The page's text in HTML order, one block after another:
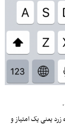
یعنی یک امتیاز و